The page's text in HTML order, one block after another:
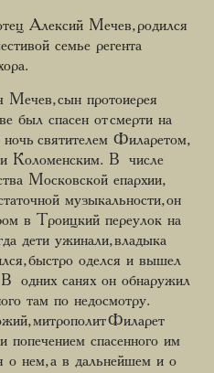
Алексий Мечев, родился
семье регента
Мечев, сын протоиерея
был спасен от смерти на
святителем Филаретом,
Коломенским. В числе
Московской епархии,
музыкальности, он
в Троицкий переулок на
дети ужинали, владыка
быстро оделся и вышел
одних санях он обнаружил
там по недосмотру.
митрополит Филарет
попечением спасенного им
о нем, а в дальнейшем и о